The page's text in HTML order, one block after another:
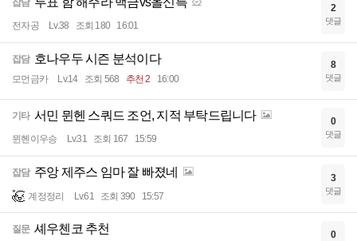
잡담
전자공 Lv.38 조회 180 16:01
2
댓글
잡담 호나우두 시즌 분석이다
모먼금카 Lv.14 조회 568 추천 2 16:00
8
댓글
기타 서민 뮌헨 스쿼드 조언, 지적 부탁드립니다
뮌헨이우승 Lv.31 조회 167 15:59
0
댓글
잡담 주앙 제주스 임마 잘 빠졌네
계정정리 Lv.61 조회 390 15:57
3
댓글
질문 셰우첸코 추천 0